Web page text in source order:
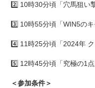
2️⃣ 10時30分頃「穴馬狙い
3️⃣ 10時55分頃「WIN5の
4️⃣ 11時25分頃「2024年
5️⃣ 12時45分頃「究極の1
＜参加条件＞